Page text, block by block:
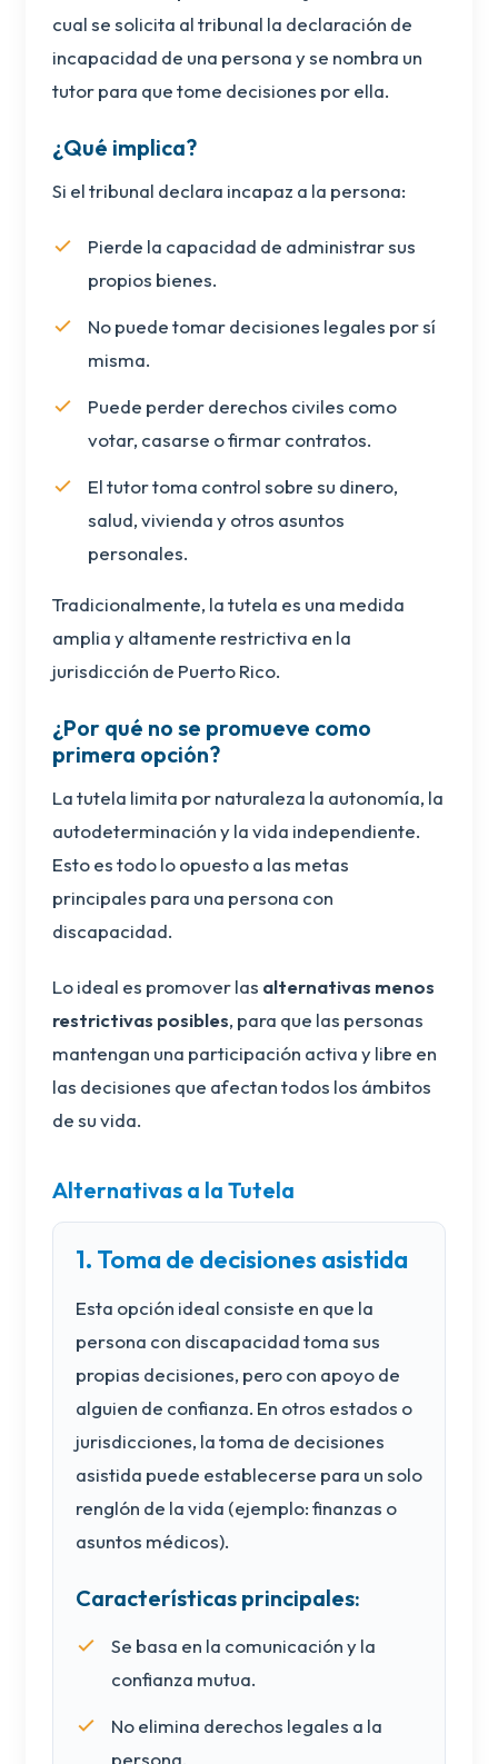
cual se solicita al tribunal la declaración de
incapacidad de una persona y se nombra un
tutor para que tome decisiones por ella.
¿Qué implica?
Si el tribunal declara incapaz a la persona:
Pierde la capacidad de administrar sus
propios bienes.
No puede tomar decisiones legales por sí
misma.
Puede perder derechos civiles como
votar, casarse o firmar contratos.
El tutor toma control sobre su dinero,
salud, vivienda y otros asuntos
personales.
Tradicionalmente, la tutela es una medida
amplia y altamente restrictiva en la
jurisdicción de Puerto Rico.
¿Por qué no se promueve como
primera opción?
La tutela limita por naturaleza la autonomía, la
autodeterminación y la vida independiente.
Esto es todo lo opuesto a las metas
principales para una persona con
discapacidad.
Lo ideal es promover las alternativas menos
restrictivas posibles, para que las personas
mantengan una participación activa y libre en
las decisiones que afectan todos los ámbitos
de su vida.
Alternativas a la Tutela
1. Toma de decisiones asistida
Esta opción ideal consiste en que la
persona con discapacidad toma sus
propias decisiones, pero con apoyo de
alguien de confianza. En otros estados o
jurisdicciones, la toma de decisiones
asistida puede establecerse para un solo
renglón de la vida (ejemplo: finanzas o
asuntos médicos).
Características principales:
Se basa en la comunicación y la
confianza mutua.
No elimina derechos legales a la
persona.